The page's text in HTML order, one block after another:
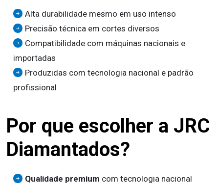
Alta durabilidade mesmo em uso intenso
Precisão técnica em cortes diversos
Compatibilidade com máquinas nacionais e
importadas
Produzidas com tecnologia nacional e padrão
profissional
Por que escolher a JRC
Diamantados?
Qualidade premium com tecnologia nacional